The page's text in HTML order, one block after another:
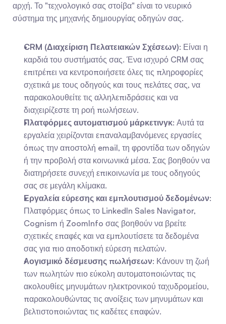
αρχή. Το "τεχνολογικό σας στοίβα" είναι το νευρικό
σύστημα της μηχανής δημιουργίας οδηγών σας.
CRM (Διαχείριση Πελατειακών Σχέσεων): Είναι η
καρδιά του συστήματός σας. Ένα ισχυρό CRM σας
επιτρέπει να κεντροποιήσετε όλες τις πληροφορίες
σχετικά με τους οδηγούς και τους πελάτες σας, να
παρακολουθείτε τις αλληλεπιδράσεις και να
διαχειρίζεστε τη ροή πωλήσεων.
Πλατφόρμες αυτοματισμού μάρκετινγκ: Αυτά τα
εργαλεία χειρίζονται επαναλαμβανόμενες εργασίες
όπως την αποστολή email, τη φροντίδα των οδηγών
ή την προβολή στα κοινωνικά μέσα. Σας βοηθούν να
διατηρήσετε συνεχή επικοινωνία με τους οδηγούς
σας σε μεγάλη κλίμακα.
Εργαλεία εύρεσης και εμπλουτισμού δεδομένων:
Πλατφόρμες όπως το LinkedIn Sales Navigator,
Cognism ή ZoomInfo σας βοηθούν να βρείτε
σχετικές επαφές και να εμπλουτίσετε τα δεδομένα
σας για πιο αποδοτική εύρεση πελατών.
Λογισμικό δέσμευσης πωλήσεων: Κάνουν τη ζωή
των πωλητών πιο εύκολη αυτοματοποιώντας τις
ακολουθίες μηνυμάτων ηλεκτρονικού ταχυδρομείου,
παρακολουθώντας τις ανοίξεις των μηνυμάτων και
βελτιστοποιώντας τις καδέτες επαφών.